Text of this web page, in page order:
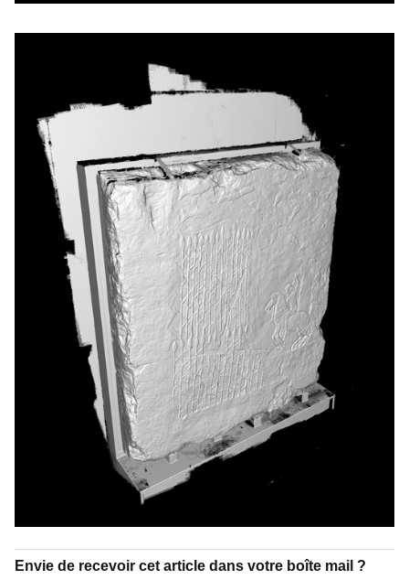
Envie de recevoir cet article dans votre boîte mail ?